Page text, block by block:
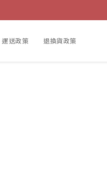
運送政策 退換貨政策